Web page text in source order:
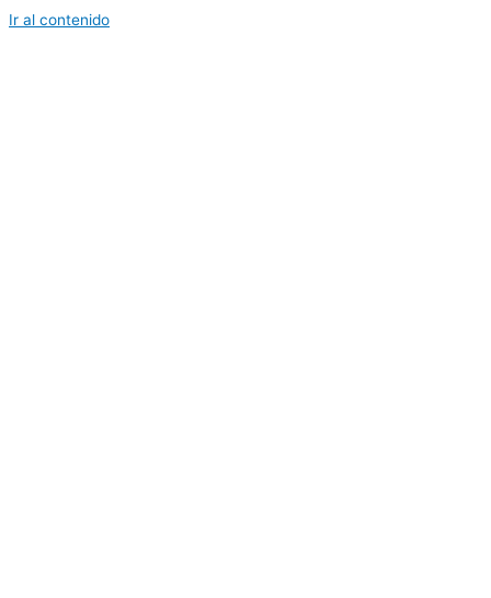
Ir al contenido